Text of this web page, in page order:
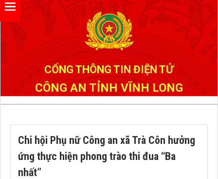
CỔNG THÔNG TIN ĐIỆN TỬ
CÔNG AN TỈNH VĨNH LONG
Chi hội Phụ nữ Công an xã Trà Côn hưởng
ứng thực hiện phong trào thi đua “Ba
nhất”